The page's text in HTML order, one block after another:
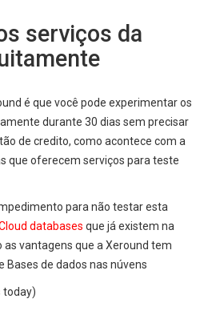
serviços da
é que você pode experimentar os
durante 30 dias sem precisar
de credito, como acontece com a
que oferecem serviços para teste
para não testar esta
databases que já existem na
as vantagens que a Xeround tem
de dados nas núvens
today)